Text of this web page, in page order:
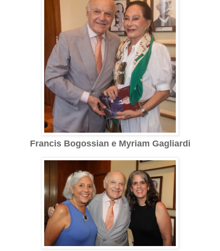
Francis Bogossian e Myriam Gagliardi